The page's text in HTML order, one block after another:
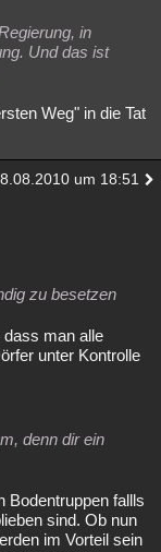
in
Und das ist
Weg" in die Tat
um 18:51
zu besetzen
man alle
unter Kontrolle
denn dir ein
Bodentruppen fallls
sind. Ob nun
im Vorteil sein